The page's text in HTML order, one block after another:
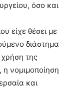
όσο και
είχε θέσει με
διάστημα
της
νομιμοποίηση
και